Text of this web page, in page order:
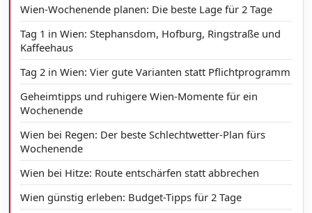
Wien-Wochenende planen: Die beste Lage für 2 Tage
Tag 1 in Wien: Stephansdom, Hofburg, Ringstraße und
Kaffeehaus
Tag 2 in Wien: Vier gute Varianten statt Pflichtprogramm
Geheimtipps und ruhigere Wien-Momente für ein
Wochenende
Wien bei Regen: Der beste Schlechtwetter-Plan fürs
Wochenende
Wien bei Hitze: Route entschärfen statt abbrechen
Wien günstig erleben: Budget-Tipps für 2 Tage